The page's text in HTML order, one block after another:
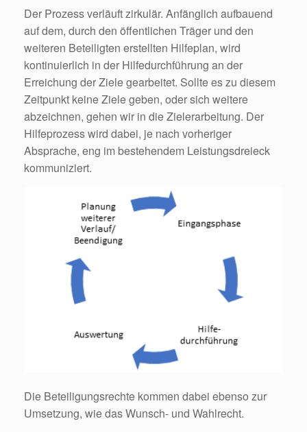
Der Prozess verläuft zirkulär. Anfänglich aufbauend
auf dem, durch den öffentlichen Träger und den
weiteren Beteiligten erstellten Hilfeplan, wird
kontinuierlich in der Hilfedurchführung an der
Erreichung der Ziele gearbeitet. Sollte es zu diesem
Zeitpunkt keine Ziele geben, oder sich weitere
abzeichnen, gehen wir in die Zielerarbeitung. Der
Hilfeprozess wird dabei, je nach vorheriger
Absprache, eng im bestehendem Leistungsdreieck
kommuniziert.
Die Beteiligungsrechte kommen dabei ebenso zur
Umsetzung, wie das Wunsch- und Wahlrecht.